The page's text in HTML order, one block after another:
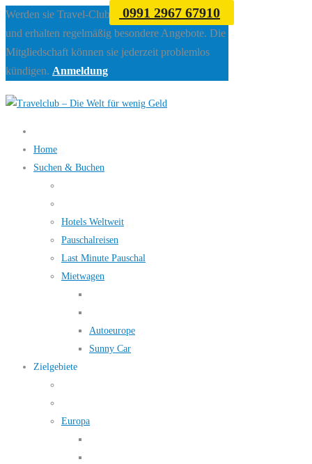
0991 2967 67910
Werden sie Travel-Club Mitglied beim Travelclub
und erhalten regelmäßig besondere Angebote. Die
Mitgliedschaft können sie jederzeit problemlos
kündigen. Anmeldung
Home
Suchen & Buchen
Hotels Weltweit
Pauschalreisen
Last Minute Pauschal
Mietwagen
Autoeurope
Sunny Car
Zielgebiete
Europa